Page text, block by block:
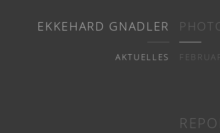
EKKEHARD GNADLER
AKTUELLES